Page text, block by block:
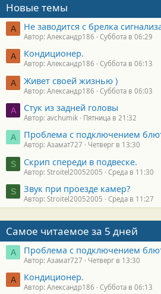
Новые темы
А Не заводится с брелка
Автор: Александр186 Суббота в 06:29
А Кондиционер.
Автор: Александр186 Суббота в 06:13
А Живет своей жизнью )
Автор: Александр186 Суббота в 06:03
A Стук из задней головы
Автор: avchumik Пятница в 21:32
А Проблема с подключением
Автор: Азамат727 Четверг в 13:30
S Скрип спереди в подвеске.
Автор: Stroitel20052005 Среда в 11:30
S Звук при проезде камер?
Автор: Stroitel20052005 Среда в 11:27
Самое читаемое за 5 дней
А Проблема с подключением
Автор: Азамат727 Четверг в 13:30
А Кондиционер.
Автор: Александр186 Суббота в 06:13